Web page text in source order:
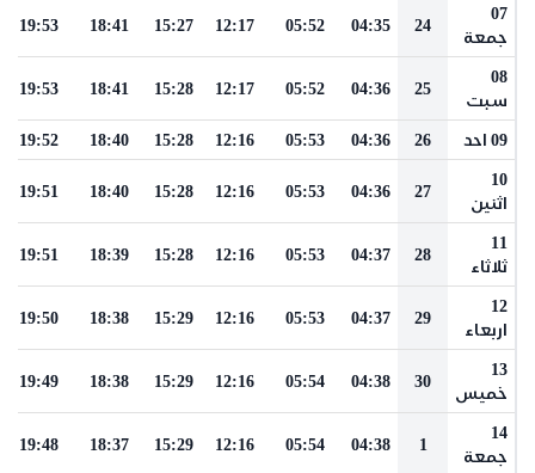
07
جمعة
24
04:35
05:52
12:17
15:27
18:41
19:53
08
سبت
25
04:36
05:52
12:17
15:28
18:41
19:53
09 احد 26
04:36
05:53
12:16
15:28
18:40
19:52
10
اثنين
27
04:36
05:53
12:16
15:28
18:40
19:51
11
ثلاثاء
28
04:37
05:53
12:16
15:28
18:39
19:51
12
اربعاء
29
04:37
05:53
12:16
15:29
18:38
19:50
13
خميس
30
04:38
05:54
12:16
15:29
18:38
19:49
14
جمعة
1
04:38
05:54
12:16
15:29
18:37
19:48